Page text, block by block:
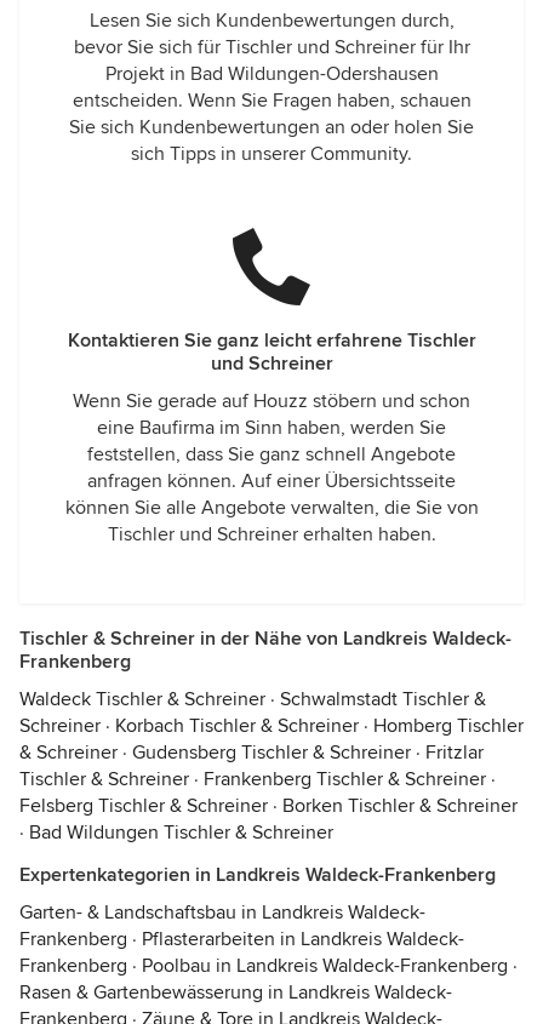
Lesen Sie sich Kundenbewertungen durch,
bevor Sie sich für Tischler und Schreiner für Ihr
Projekt in Bad Wildungen-Odershausen
entscheiden. Wenn Sie Fragen haben, schauen
Sie sich Kundenbewertungen an oder holen Sie
sich Tipps in unserer Community.
Kontaktieren Sie ganz leicht erfahrene Tischler
und Schreiner
Wenn Sie gerade auf Houzz stöbern und schon
eine Baufirma im Sinn haben, werden Sie
feststellen, dass Sie ganz schnell Angebote
anfragen können. Auf einer Übersichtsseite
können Sie alle Angebote verwalten, die Sie von
Tischler und Schreiner erhalten haben.
Tischler & Schreiner in der Nähe von Landkreis Waldeck-
Frankenberg
Waldeck Tischler & Schreiner · Schwalmstadt Tischler &
Schreiner · Korbach Tischler & Schreiner · Homberg Tischler
& Schreiner · Gudensberg Tischler & Schreiner · Fritzlar
Tischler & Schreiner · Frankenberg Tischler & Schreiner ·
Felsberg Tischler & Schreiner · Borken Tischler & Schreiner
· Bad Wildungen Tischler & Schreiner
Expertenkategorien in Landkreis Waldeck-Frankenberg
Garten- & Landschaftsbau in Landkreis Waldeck-
Frankenberg · Pflasterarbeiten in Landkreis Waldeck-
Frankenberg · Poolbau in Landkreis Waldeck-Frankenberg ·
Rasen & Gartenbewässerung in Landkreis Waldeck-
Frankenberg · Zäune & Tore in Landkreis Waldeck-